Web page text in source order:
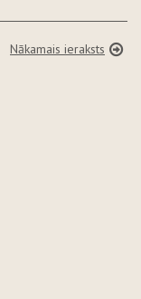
Nākamais ieraksts